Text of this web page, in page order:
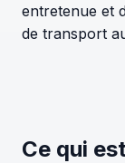
entretenue et
de transport
Ce qui